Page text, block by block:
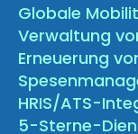
Globale
Verwaltung
Erneuerung
HRIS/ATS-
5-Sterne-